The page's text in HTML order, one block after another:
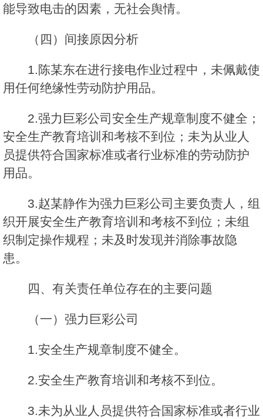
能导致电击的因素，无社会舆情。
（四）间接原因分析
1.陈某东在进行接电作业过程中，未佩戴使
用任何绝缘性劳动防护用品。
2.强力巨彩公司安全生产规章制度不健全；
安全生产教育培训和考核不到位；未为从业人
员提供符合国家标准或者行业标准的劳动防护
用品。
3.赵某静作为强力巨彩公司主要负责人，组
织开展安全生产教育培训和考核不到位；未组
织制定操作规程；未及时发现并消除事故隐
患。
四、有关责任单位存在的主要问题
（一）强力巨彩公司
1.安全生产规章制度不健全。
2.安全生产教育培训和考核不到位。
3.未为从业人员提供符合国家标准或者行业